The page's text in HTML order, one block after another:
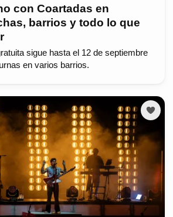
con Coartadas en
barrios y todo lo que
sigue hasta el 12 de septiembre
en varios barrios.